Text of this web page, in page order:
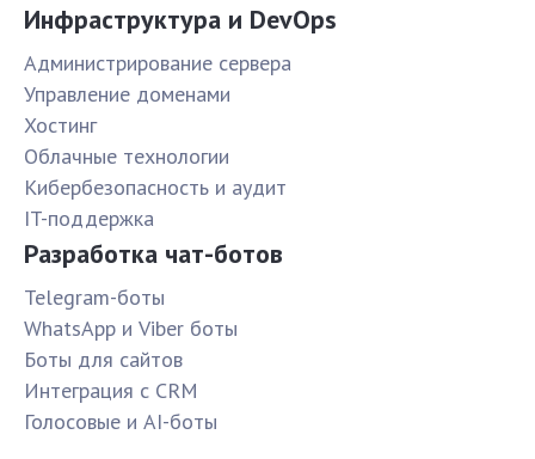
Инфраструктура и DevOps
Администрирование сервера
Управление доменами
Хостинг
Облачные технологии
Кибербезопасность и аудит
IT-поддержка
Разработка чат-ботов
Telegram-боты
WhatsApp и Viber боты
Боты для сайтов
Интеграция с CRM
Голосовые и AI-боты